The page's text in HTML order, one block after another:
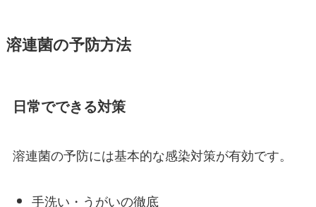
溶連菌の予防方法
日常でできる対策
溶連菌の予防には基本的な感染対策が有効です。
手洗い・うがいの徹底